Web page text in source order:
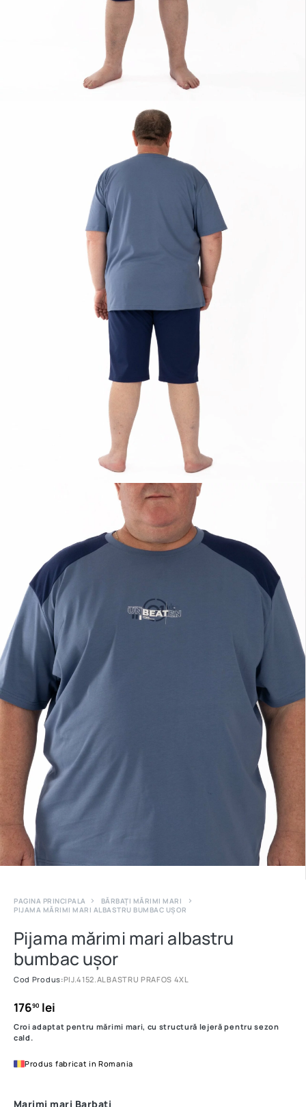
PAGINA PRINCIPALA
BĂRBAȚI MĂRIMI MARI
PIJAMA MĂRIMI MARI ALBASTRU BUMBAC UȘOR
Pijama mărimi mari albastru
bumbac ușor
Cod Produs:PIJ.4152.ALBASTRU PRAFOS 4XL
17690 lei
Croi adaptat pentru mărimi mari, cu structură lejeră pentru sezon
cald.
Produs fabricat in Romania
Marimi mari Barbati